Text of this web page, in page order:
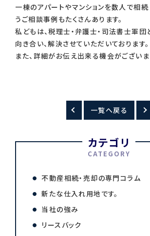
一棟のアパートやマンションを数人で相続
うご相談事例もたくさんあります。
私どもは、税理士・弁護士・司法書士軍
向き合い、解決させていただいております。
また、詳細がお伝え出来る機会がございま
一覧へ戻る
カテゴリ
CATEGORY
不動産相続・売却の専門コラム
新たな仕入れ用地です。
当社の強み
リースバック